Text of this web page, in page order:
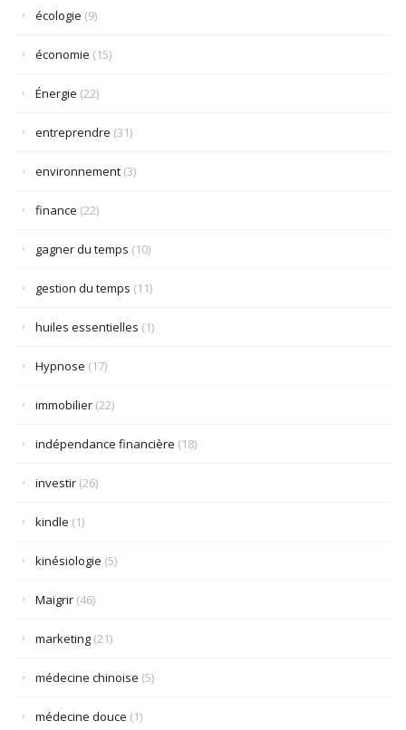
écologie (9)
économie (15)
Énergie (22)
entreprendre (31)
environnement (3)
finance (22)
gagner du temps (10)
gestion du temps (11)
huiles essentielles (1)
Hypnose (17)
immobilier (22)
indépendance financière (18)
investir (26)
kindle (1)
kinésiologie (5)
Maigrir (46)
marketing (21)
médecine chinoise (5)
médecine douce (1)